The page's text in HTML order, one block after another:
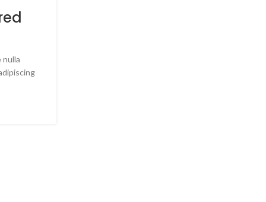
nulla